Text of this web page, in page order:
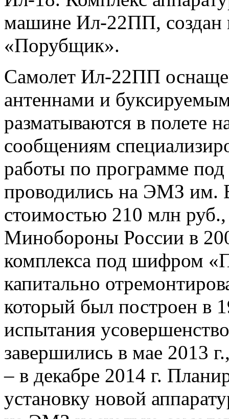
машине Ил-22ПП, создан
«Порубщик».
Самолет Ил-22ПП
антеннами и
разматываются в полете
сообщениям
работы по программе
проводились на ЭМЗ им.
стоимостью 210 млн
Минобороны России в
комплекса под шифром
капитально
который был построен в
испытания
завершились в мае 2013
– в декабре 2014 г.
установку новой